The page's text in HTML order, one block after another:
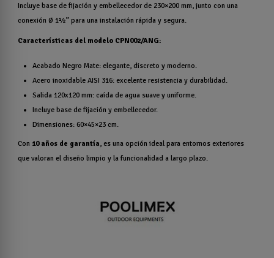
Incluye base de fijación y embellecedor de 230×200 mm, junto con una
conexión Ø 1½” para una instalación rápida y segura.
Características del modelo CPN002/ANG:
Acabado Negro Mate: elegante, discreto y moderno.
Acero inoxidable AISI 316: excelente resistencia y durabilidad.
Salida 120x120 mm: caída de agua suave y uniforme.
Incluye base de fijación y embellecedor.
Dimensiones: 60×45×23 cm.
Con 10 años de garantía, es una opción ideal para entornos exteriores
que valoran el diseño limpio y la funcionalidad a largo plazo.